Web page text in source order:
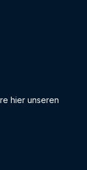
hier unseren